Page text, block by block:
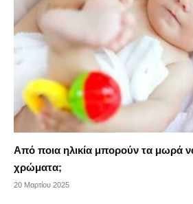
Από ποια ηλικία μπορούν τα μωρά
χρώματα;
20 Μαρτίου 2025